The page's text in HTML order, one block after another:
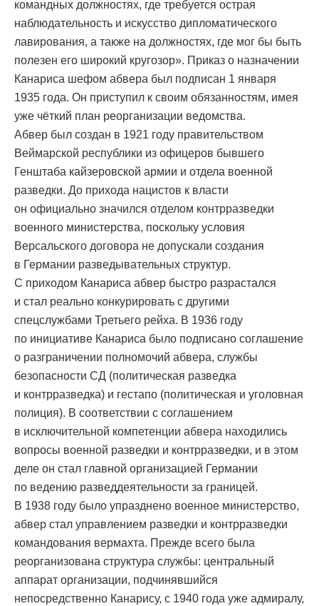
командных должностях, где требуется острая
наблюдательность и искусство дипломатического
лавирования, а также на должностях, где мог бы быть
полезен его широкий кругозор». Приказ о назначении
Канариса шефом абвера был подписан 1 января
1935 года. Он приступил к своим обязанностям, имея
уже чёткий план реорганизации ведомства.
Абвер был создан в 1921 году правительством
Веймарской республики из офицеров бывшего
Генштаба кайзеровской армии и отдела военной
разведки. До прихода нацистов к власти
он официально значился отделом контрразведки
военного министерства, поскольку условия
Версальского договора не допускали создания
в Германии разведывательных структур.
С приходом Канариса абвер быстро разрастался
и стал реально конкурировать с другими
спецслужбами Третьего рейха. В 1936 году
по инициативе Канариса было подписано соглашение
о разграничении полномочий абвера, cлужбы
безопасности СД (политическая разведка
и контрразведка) и гестапо (политическая и уголовная
полиция). В соответствии с соглашением
в исключительной компетенции абвера находились
вопросы военной разведки и контрразведки, и в этом
деле он стал главной организацией Германии
по ведению разведдеятельности за границей.
В 1938 году было упразднено военное министерство,
абвер стал управлением разведки и контрразведки
командования вермахта. Прежде всего была
реорганизована структура службы: центральный
аппарат организации, подчинявшийся
непосредственно Канарису, с 1940 года уже адмиралу,